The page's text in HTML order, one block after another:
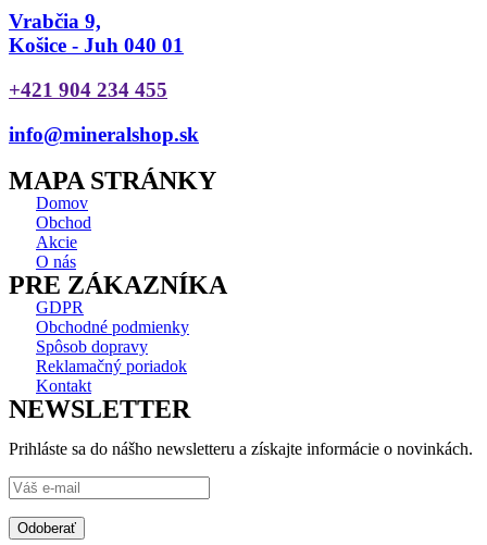
Vrabčia 9,
Košice - Juh 040 01
+421 904 234 455
info@mineralshop.sk
MAPA STRÁNKY
Domov
Obchod
Akcie
O nás
PRE ZÁKAZNÍKA
GDPR
Obchodné podmienky
Spôsob dopravy
Reklamačný poriadok
Kontakt
NEWSLETTER
Prihláste sa do nášho newsletteru a získajte informácie o novinkách.
Odoberať